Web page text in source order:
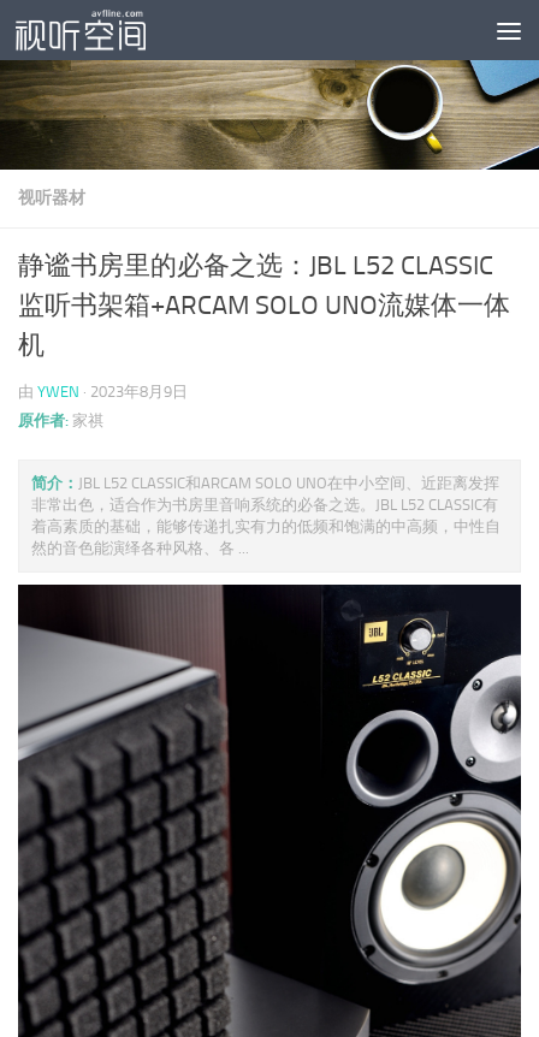
跳至内容
视听器材
静谧书房里的必备之选：JBL L52 CLASSIC
监听书架箱+ARCAM SOLO UNO流媒体一体
机
由 YWEN · 2023年8月9日
原作者: 家祺
简介： JBL L52 CLASSIC和ARCAM SOLO UNO在中小空间、近距离发挥
非常出色，适合作为书房里音响系统的必备之选。JBL L52 CLASSIC有
着高素质的基础，能够传递扎实有力的低频和饱满的中高频，中性自
然的音色能演绎各种风格、各 ...